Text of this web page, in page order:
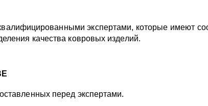
экспертами, которые имеют
качества ковровых изделий.
перед экспертами.